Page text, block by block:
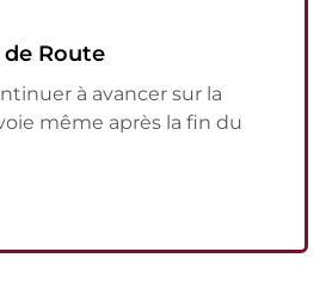
de Route
à avancer sur la
même après la fin du